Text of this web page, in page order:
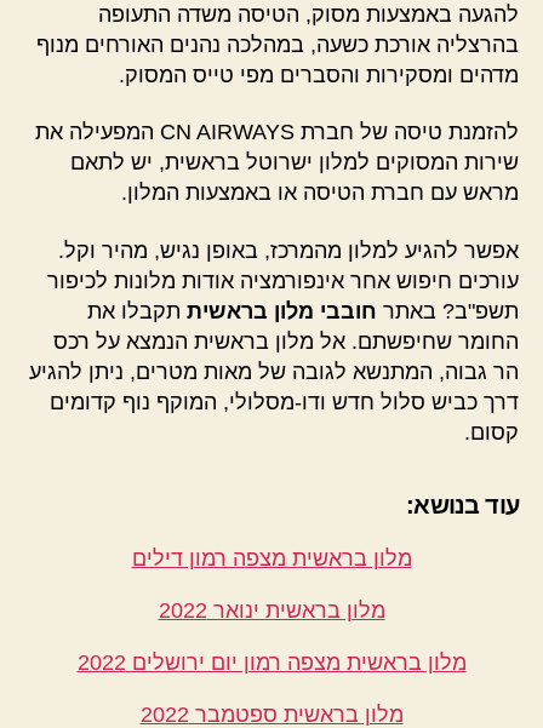
להגעה באמצעות מסוק, הטיסה משדה התעופה
בהרצליה אורכת כשעה, במהלכה נהנים האורחים מנוף
מדהים ומסקירות והסברים מפי טייס המסוק.
להזמנת טיסה של חברת CN AIRWAYS המפעילה את
שירות המסוקים למלון ישרוטל בראשית, יש לתאם
מראש עם חברת הטיסה או באמצעות המלון.
אפשר להגיע למלון מהמרכז, באופן נגיש, מהיר וקל.
עורכים חיפוש אחר אינפורמציה אודות מלונות לכיפור
תשפ"ב? באתר חובבי מלון בראשית תקבלו את
החומר שחיפשתם. אל מלון בראשית הנמצא על רכס
הר גבוה, המתנשא לגובה של מאות מטרים, ניתן להגיע
דרך כביש סלול חדש ודו-מסלולי, המוקף נוף קדומים
קסום.
עוד בנושא:
מלון בראשית מצפה רמון דילים
מלון בראשית ינואר 2022
מלון בראשית מצפה רמון יום ירושלים 2022
מלון בראשית ספטמבר 2022